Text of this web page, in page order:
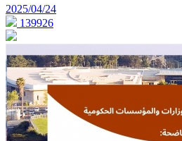
2025/04/24
139926